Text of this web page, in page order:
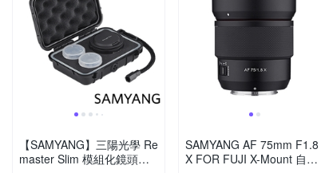
【SAMYANG】三陽光學 Re
master Slim 模組化鏡頭套
SAMYANG AF 75mm F1.8
X FOR FUJI X-Mount 自動